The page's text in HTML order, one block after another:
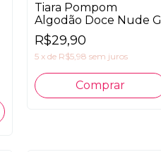
Tiara Pompom
Algodão Doce Nude G
R$29,90
5 x de R$5,98 sem juros